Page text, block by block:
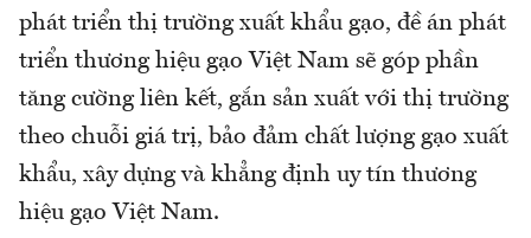
phát triển thị trường xuất khẩu gạo, đề án phát
triển thương hiệu gạo Việt Nam sẽ góp phần
tăng cường liên kết, gắn sản xuất với thị trường
theo chuỗi giá trị, bảo đảm chất lượng gạo xuất
khẩu, xây dựng và khẳng định uy tín thương
hiệu gạo Việt Nam.